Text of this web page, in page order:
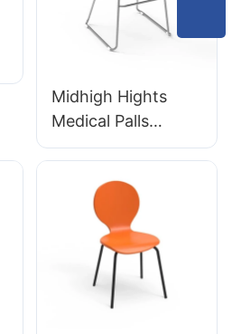
Midhigh Hights
Medical Palls
BC133 för
Ledande
stoltillverkare